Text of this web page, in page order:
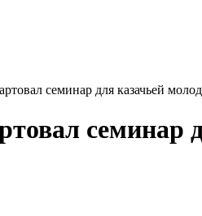
семинар для казачьей